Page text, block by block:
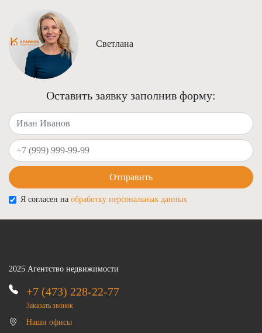
Светлана
Оставить заявку заполнив форму:
Ваше имя
Ваш телефон
Отправить
Я согласен на обработку персональных данных
2025 Агентство недвижимости
+7 (473) 228-22-77
Заказать звонок
Наши офисы